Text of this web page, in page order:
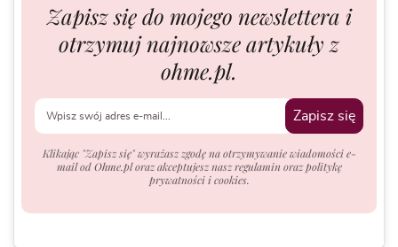
Zapisz się do mojego newslettera i
otrzymuj najnowsze artykuły z
ohme.pl.
Zapisz się
Klikając "Zapisz się" wyrażasz zgodę na otrzymywanie wiadomości e-
mail od Ohme.pl oraz akceptujesz nasz regulamin oraz politykę
prywatności i cookies.